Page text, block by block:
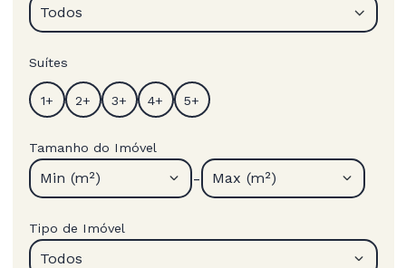
Todos
Suítes
Tamanho do Imóvel
Min (m²) - Max (m²)
Tipo de Imóvel
Todos